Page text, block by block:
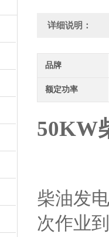
详细说明：
品牌
额定功率
50KW
柴油发
次作业